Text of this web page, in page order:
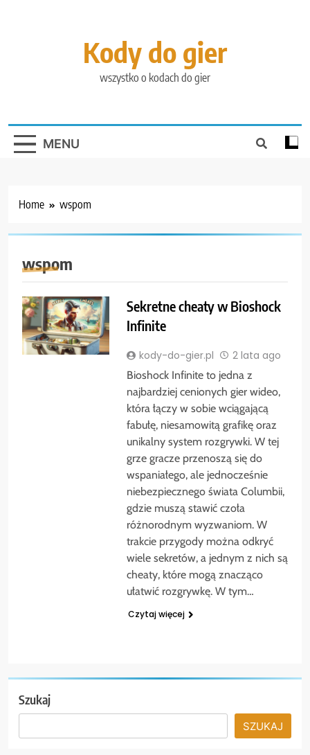
Kody do gier
wszystko o kodach do gier
MENU
Home wspom
wspom
Sekretne cheaty w Bioshock
Infinite
kody-do-gier.pl 2 lata ago
Bioshock Infinite to jedna z
najbardziej cenionych gier wideo,
która łączy w sobie wciągającą
fabułę, niesamowitą grafikę oraz
unikalny system rozgrywki. W tej
grze gracze przenoszą się do
wspaniałego, ale jednocześnie
niebezpiecznego świata Columbii,
gdzie muszą stawić czoła
różnorodnym wyzwaniom. W
trakcie przygody można odkryć
wiele sekretów, a jednym z nich są
cheaty, które mogą znacząco
ułatwić rozgrywkę. W tym…
Czytaj więcej
Szukaj
SZUKAJ